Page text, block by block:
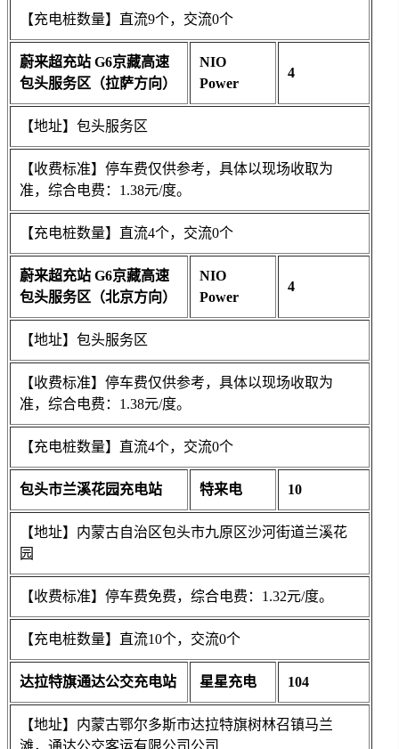
【充电桩数量】直流9个，交流0个
蔚来超充站 G6京藏高速
包头服务区（拉萨方向）
NIO
Power
4
【地址】包头服务区
【收费标准】停车费仅供参考，具体以现场收取为
准，综合电费：1.38元/度。
【充电桩数量】直流4个，交流0个
蔚来超充站 G6京藏高速
包头服务区（北京方向）
NIO
Power
4
【地址】包头服务区
【收费标准】停车费仅供参考，具体以现场收取为
准，综合电费：1.38元/度。
【充电桩数量】直流4个，交流0个
包头市兰溪花园充电站 特来电 10
【地址】内蒙古自治区包头市九原区沙河街道兰溪花
园
【收费标准】停车费免费，综合电费：1.32元/度。
【充电桩数量】直流10个，交流0个
达拉特旗通达公交充电站 星星充电 104
【地址】内蒙古鄂尔多斯市达拉特旗树林召镇马兰
滩，通达公交客运有限公司公司